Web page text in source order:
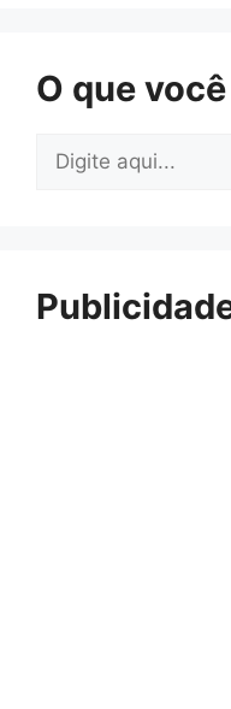
O que
Pesquisar